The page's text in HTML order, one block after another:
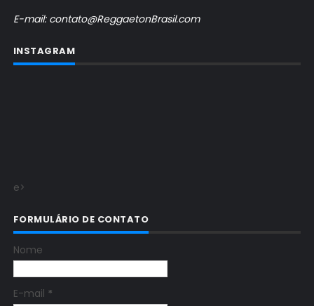
E-mail: contato@ReggaetonBrasil.com
INSTAGRAM
e>
FORMULÁRIO DE CONTATO
Nome
E-mail *